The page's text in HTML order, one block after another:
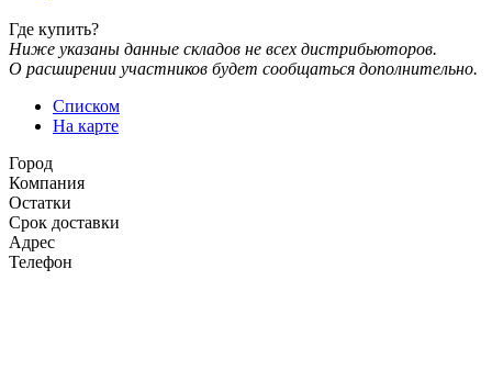
Где купить?
Ниже указаны данные складов не всех дистрибьюторов.
О расширении участников будет сообщаться дополнительно.
Списком
На карте
Город
Компания
Остатки
Срок доставки
Адрес
Телефон